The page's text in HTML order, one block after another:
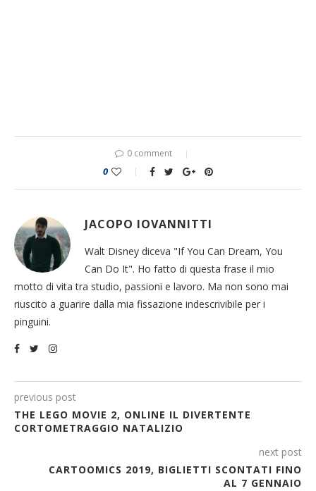
0 comment
0
JACOPO IOVANNITTI
Walt Disney diceva "If You Can Dream, You
Can Do It". Ho fatto di questa frase il mio
motto di vita tra studio, passioni e lavoro. Ma non sono mai
riuscito a guarire dalla mia fissazione indescrivibile per i
pinguini.
previous post
THE LEGO MOVIE 2, ONLINE IL DIVERTENTE
CORTOMETRAGGIO NATALIZIO
next post
CARTOOMICS 2019, BIGLIETTI SCONTATI FINO
AL 7 GENNAIO